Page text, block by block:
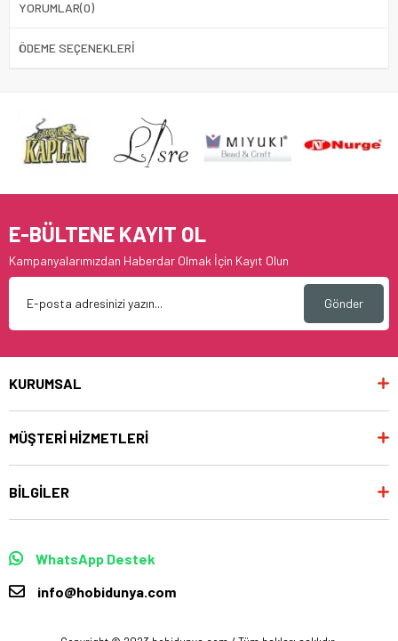
YORUMLAR(0)
ÖDEME SEÇENEKLERI
E-BÜLTENE KAYIT OL
Kampanyalarımızdan Haberdar Olmak İçin Kayıt Olun
Gönder
KURUMSAL
MÜŞTERİ HİZMETLERİ
BİLGİLER
WhatsApp Destek
info@hobidunya.com